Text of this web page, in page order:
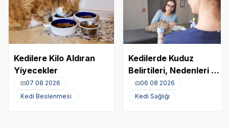
Kedilere Kilo Aldıran
Yiyecekler
07 08 2026
Kedi Beslenmesi
Kedilerde Kuduz
Belirtileri, Nedenleri ve
Tedavi Yöntemleri
06 08 2026
Kedi Sağlığı